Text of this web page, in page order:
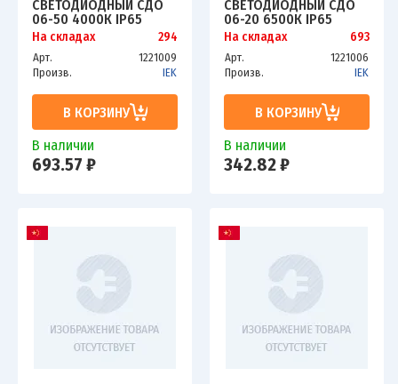
СВЕТОДИОДНЫЙ СДО
06-50 4000К IP65
ЧЕРН. ИЭК LPDO601-50-
40-K02
На складах 294
Арт.
1221009
Произв.
IEK
В КОРЗИНУ
В наличии
693.57 ₽
СВЕТОДИОДНЫЙ СДО
06-20 6500К IP65
ЧЕРН. ИЭК LPDO601-20-
На складах 693
Арт.
1221006
Произв.
IEK
В КОРЗИНУ
В наличии
342.82 ₽